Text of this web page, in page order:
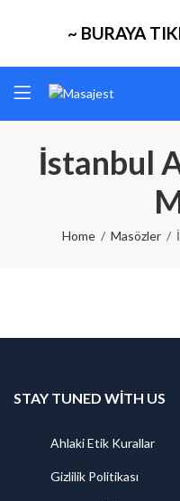
~ BURAYA
İstanbul
Home Masözler
STAY TUNED WITH US
Ahlaki Etik Kurallar
Gizlilik Politikası